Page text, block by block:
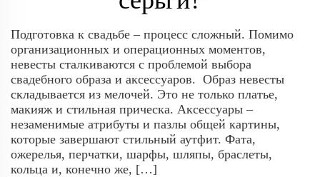
Подготовка к свадьбе – процесс сложный. Помимо
организационных и операционных моментов,
невесты сталкиваются с проблемой выбора
свадебного образа и аксессуаров. Образ невесты
складывается из мелочей. Это не только платье,
макияж и стильная прическа. Аксессуары –
незаменимые атрибуты и пазлы общей картины,
которые завершают стильный аутфит. Фата,
ожерелья, перчатки, шарфы, шляпы, браслеты,
кольца и, конечно же, […]